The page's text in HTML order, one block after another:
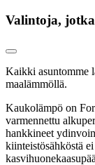
Valintoja, jotka
Kaikki asuntomme
maalämmöllä.
Kaukolämpö on
varmennettu
hankkineet
kiinteistösähköstä